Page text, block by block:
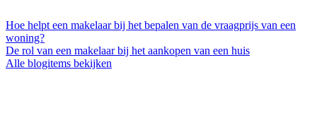
Hoe helpt een makelaar bij het bepalen van de vraagprijs van een
woning?
De rol van een makelaar bij het aankopen van een huis
Alle blogitems bekijken